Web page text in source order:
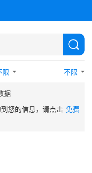
限 不限
据
您的信息，请点击 免费